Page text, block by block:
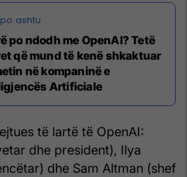
po ndodh me OpenAI? Tetë
që mund të kenë shkaktuar
në kompaninë e
Artificiale
të lartë të OpenAI:
dhe president), Ilya
dhe Sam Altman (shef